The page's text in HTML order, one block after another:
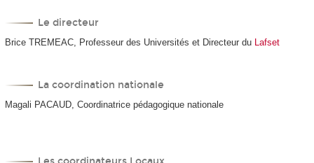
Le directeur
Brice TREMEAC, Professeur des Universités et Directeur du Lafset
La coordination nationale
Magali PACAUD, Coordinatrice pédagogique nationale